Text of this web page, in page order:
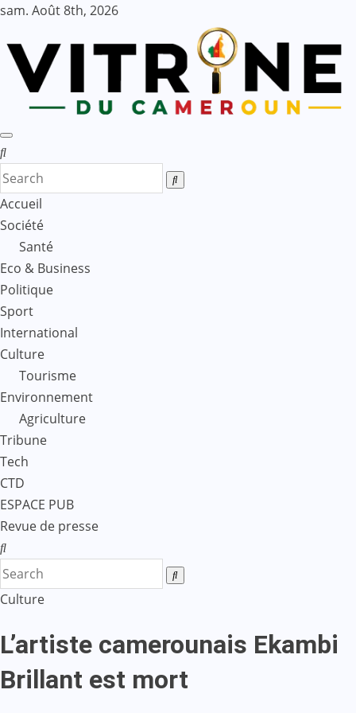
Skip
content
sam. Août 8th, 2026
Accueil
Société
Santé
Eco & Business
Politique
Sport
International
Culture
Tourisme
Environnement
Agriculture
Tribune
Tech
CTD
ESPACE PUB
Revue de presse
Culture
L’artiste camerounais Ekambi
Brillant est mort